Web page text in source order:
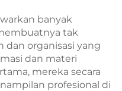
banyak
tak
dan organisasi yang
dan materi
mereka secara
profesional di